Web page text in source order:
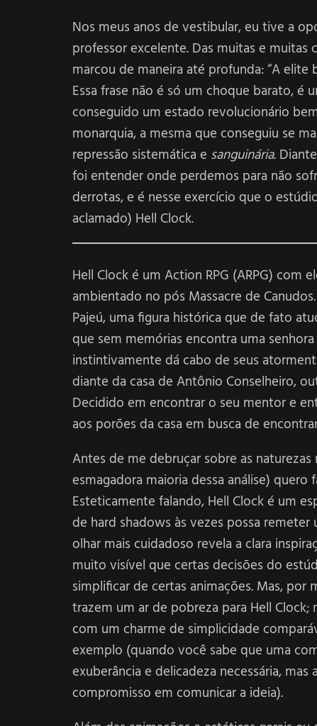
Nos meus anos de vestibular, eu tive a
professor excelente. Das muitas e
marcou de maneira até profunda: “A elite
Essa frase não é só um choque barato,
conseguido um estado revolucionário
monarquia, a mesma que conseguiu se
repressão sistemática e sanguinária.
foi entender onde perdemos para não
derrotas, e é nesse exercício que o
aclamado) Hell Clock.
Hell Clock é um Action RPG (ARPG) com
ambientado no pós Massacre de
Pajeú, uma figura histórica que de fato
que sem memórias encontra uma
instintivamente dá cabo de seus
diante da casa de Antônio Conselheiro,
Decidido em encontrar o seu mentor e
aos porões da casa em busca de
Antes de me debruçar sobre as
esmagadora maioria dessa análise)
Esteticamente falando, Hell Clock é um
de hard shadows às vezes possa
olhar mais cuidadoso revela a clara
muito visível que certas decisões do
simplificar de certas animações. Mas, por
trazem um ar de pobreza para Hell
com um charme de simplicidade
exemplo (quando você sabe que uma
exuberância e delicadeza necessária,
compromisso em comunicar a ideia).